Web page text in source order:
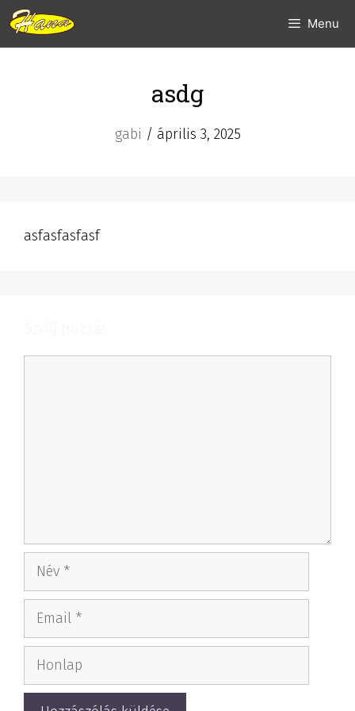
Kilépés
tartalomba
Menu
asdg
gabi / április 3, 2025
asfasfasfasf
Név
Email
Honlap